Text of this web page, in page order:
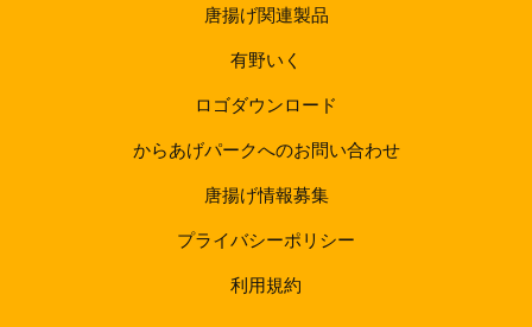
唐揚げ関連製品
有野いく
ロゴダウンロード
からあげパークへのお問い合わせ
唐揚げ情報募集
プライバシーポリシー
利用規約